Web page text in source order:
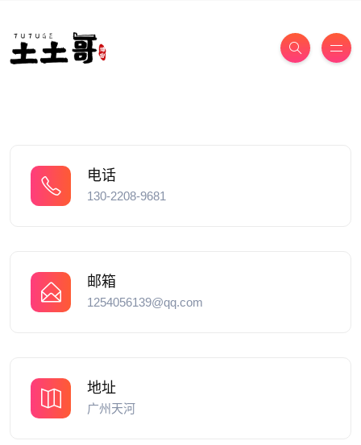
电话
130-2208-9681
邮箱
1254056139@qq.com
地址
广州天河